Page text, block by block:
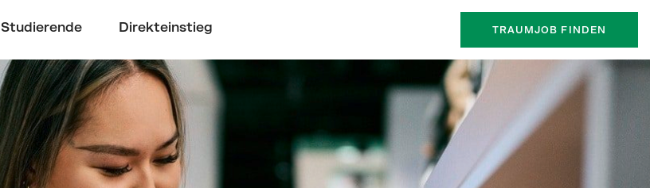
Studierende Direkteinstieg TRAUMJOB FINDEN